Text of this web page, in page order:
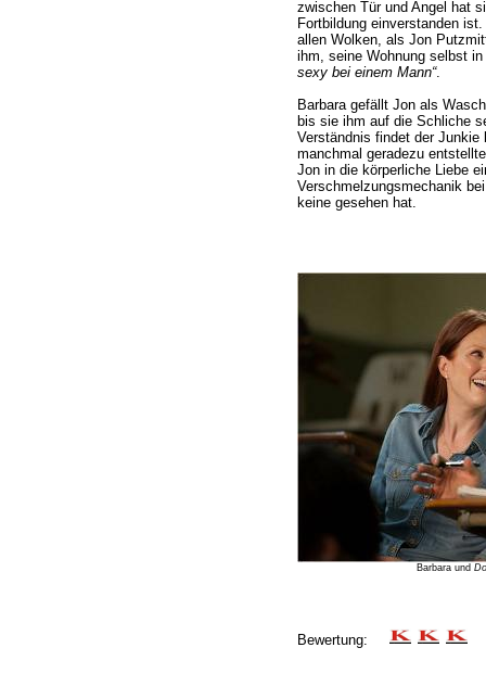
zwischen Tür und Angel hat
Fortbildung einverstanden
allen Wolken, als Jon
ihm, seine Wohnung selbst
sexy bei einem Mann“.
Barbara gefällt Jon als
bis sie ihm auf die Schliche
Verständnis findet der Junkie
manchmal geradezu
Jon in die körperliche Liebe
Verschmelzungsmechanik
keine gesehen hat.
Barbara und
Bewertung: